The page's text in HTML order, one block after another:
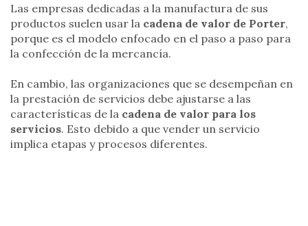
Las empresas dedicadas a la manufactura de sus
productos suelen usar la cadena de valor de Porter,
porque es el modelo enfocado en el paso a paso para
la confección de la mercancía.
En cambio, las organizaciones que se desempeñan en
la prestación de servicios debe ajustarse a las
características de la cadena de valor para los
servicios. Esto debido a que vender un servicio
implica etapas y procesos diferentes.